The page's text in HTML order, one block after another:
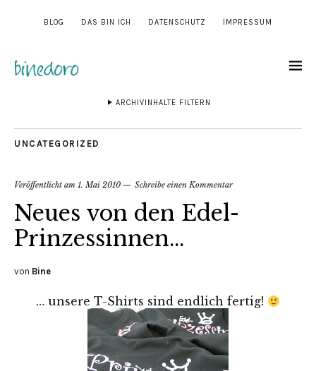
BLOG DAS BIN ICH DATENSCHUTZ IMPRESSUM
ARCHIVINHALTE FILTERN
UNCATEGORIZED
Veröffentlicht am 1. Mai 2010 Schreibe einen Kommentar
Neues von den Edel-
Prinzessinnen…
von Bine
… unsere T-Shirts sind endlich fertig!